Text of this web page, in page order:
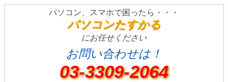
パソコン、スマホで困ったら・・・
パソコンたすかる
にお任せください
お問い合わせは！
03-3309-2064